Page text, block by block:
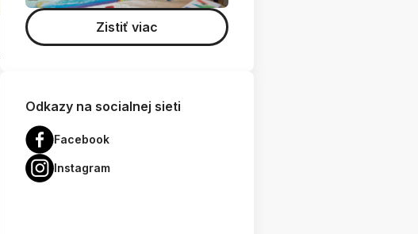
Zistiť viac
Odkazy na socialnej sieti
Facebook
Instagram